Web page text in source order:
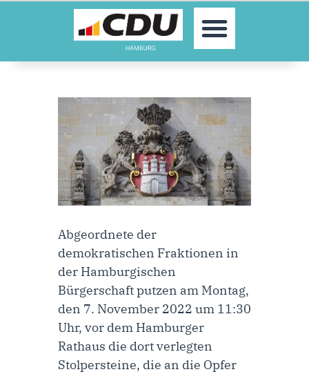
MOIN!
AKTUELLES
PARLAMENTE
KONTAKT
SPENDEN
MITGLIED WERDEN!
Abgeordnete der
demokratischen Fraktionen in
der Hamburgischen
Bürgerschaft putzen am Montag,
den 7. November 2022 um 11:30
Uhr, vor dem Hamburger
Rathaus die dort verlegten
Stolpersteine, die an die Opfer